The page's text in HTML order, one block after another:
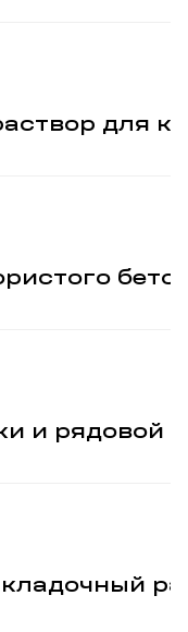
для
и рядовой